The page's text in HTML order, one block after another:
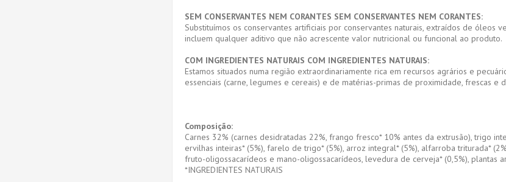
SEM CONSERVANTES NEM CORANTES SEM CONSERVANTES NEM CORANTES:
Substituímos os conservantes artificiais por conservantes naturais, extraídos de óleos
incluem qualquer aditivo que não acrescente valor nutricional ou funcional ao produto.
COM INGREDIENTES NATURAIS COM INGREDIENTES NATURAIS:
Estamos situados numa região extraordinariamente rica em recursos agrários e
essenciais (carne, legumes e cereais) e de matérias-primas de proximidade, frescas
Composição:
Carnes 32% (carnes desidratadas 22%, frango fresco* 10% antes da extrusão), trigo
ervilhas inteiras* (5%), farelo de trigo* (5%), arroz integral* (5%), alfarroba triturada*
fruto-oligossacarídeos e mano-oligossacarídeos, levedura de cerveja* (0,5%), plantas
*INGREDIENTES NATURAIS